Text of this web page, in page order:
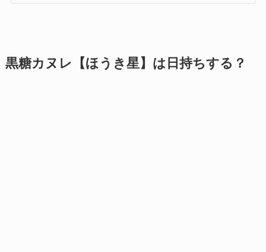
黒糖カヌレ【ほうき星】は日持ちする？